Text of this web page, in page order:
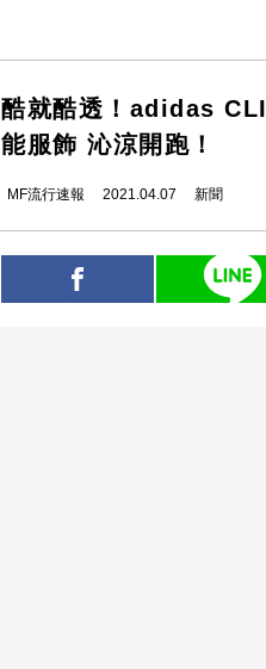
酷就酷透！adidas
能服飾 沁涼開跑！
MF流行速報 2021.04.07 新聞